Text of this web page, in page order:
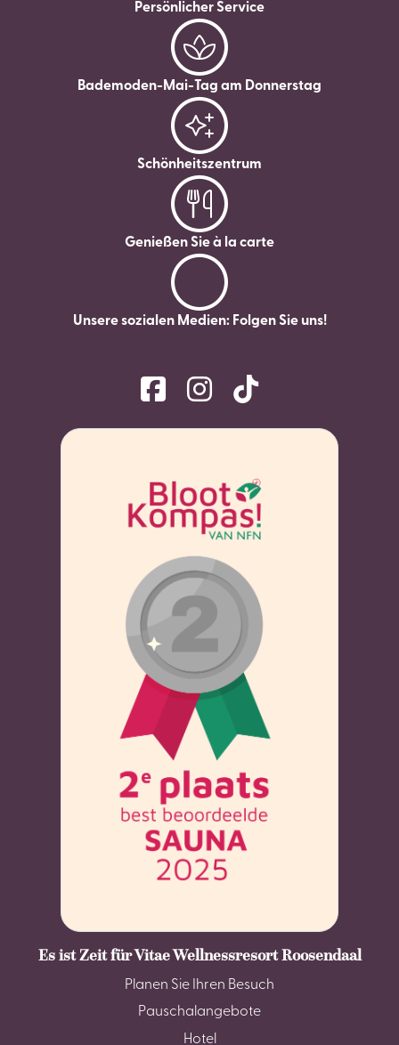
Persönlicher Service
Bademoden-Mai-Tag am Donnerstag
Schönheitszentrum
Genießen Sie à la carte
Unsere sozialen Medien: Folgen Sie uns!
Es ist Zeit für Vitae Wellnessresort Roosendaal
Planen Sie Ihren Besuch
Pauschalangebote
Hotel